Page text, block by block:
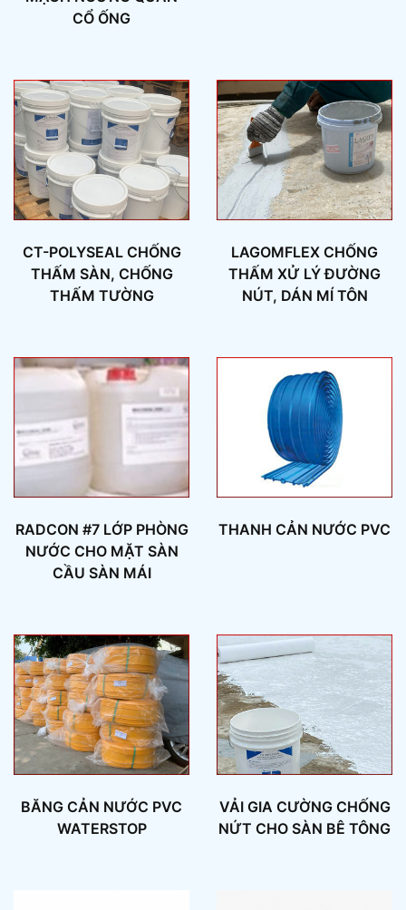
CỔ ỐNG
CT-POLYSEAL CHỐNG
THẤM SÀN, CHỐNG
THẤM TƯỜNG
LAGOMFLEX CHỐNG
THẤM XỬ LÝ ĐƯỜNG
NÚT, DÁN MÍ TÔN
RADCON #7 LỚP PHÒNG
NƯỚC CHO MẶT SÀN
CẦU SÀN MÁI
THANH CẢN NƯỚC PVC
BĂNG CẢN NƯỚC PVC
WATERSTOP
VẢI GIA CƯỜNG CHỐNG
NỨT CHO SÀN BÊ TÔNG